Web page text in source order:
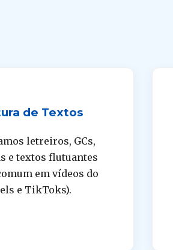
de Textos
letreiros, GCs,
e textos flutuantes
em vídeos do
e TikToks).